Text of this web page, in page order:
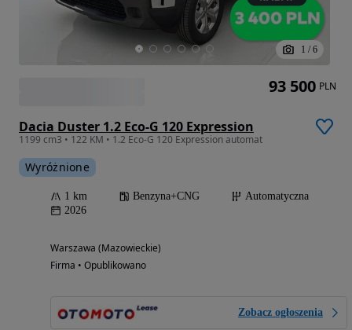
1 / 6
Dacia Duster 1.2 Eco-G 120 Expression
1199 cm3 • 122 KM • 1.2 Eco-G 120 Expression automat
Wyróżnione
1 km Benzyna+CNG
Automatyczna
2026
Warszawa (Mazowieckie)
Firma • Opublikowano
Zobacz ogłoszenia
93 500 PLN